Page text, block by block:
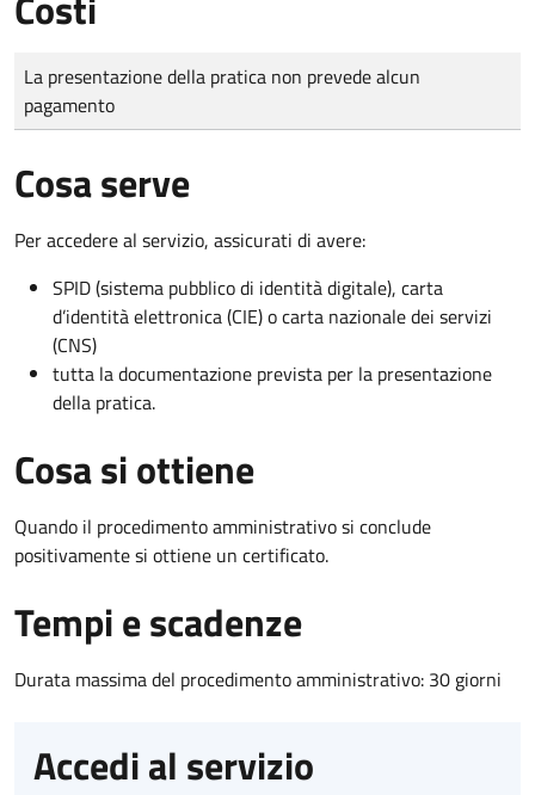
Tipo di pagamento
Importo
La presentazione della pratica non prevede alcun
pagamento
Cosa serve
Per accedere al servizio, assicurati di avere:
SPID (sistema pubblico di identità digitale), carta
d’identità elettronica (CIE) o carta nazionale dei servizi
(CNS)
tutta la documentazione prevista per la presentazione
della pratica.
Cosa si ottiene
Quando il procedimento amministrativo si conclude
positivamente si ottiene un certificato.
Tempi e scadenze
Durata massima del procedimento amministrativo: 30 giorni
Accedi al servizio